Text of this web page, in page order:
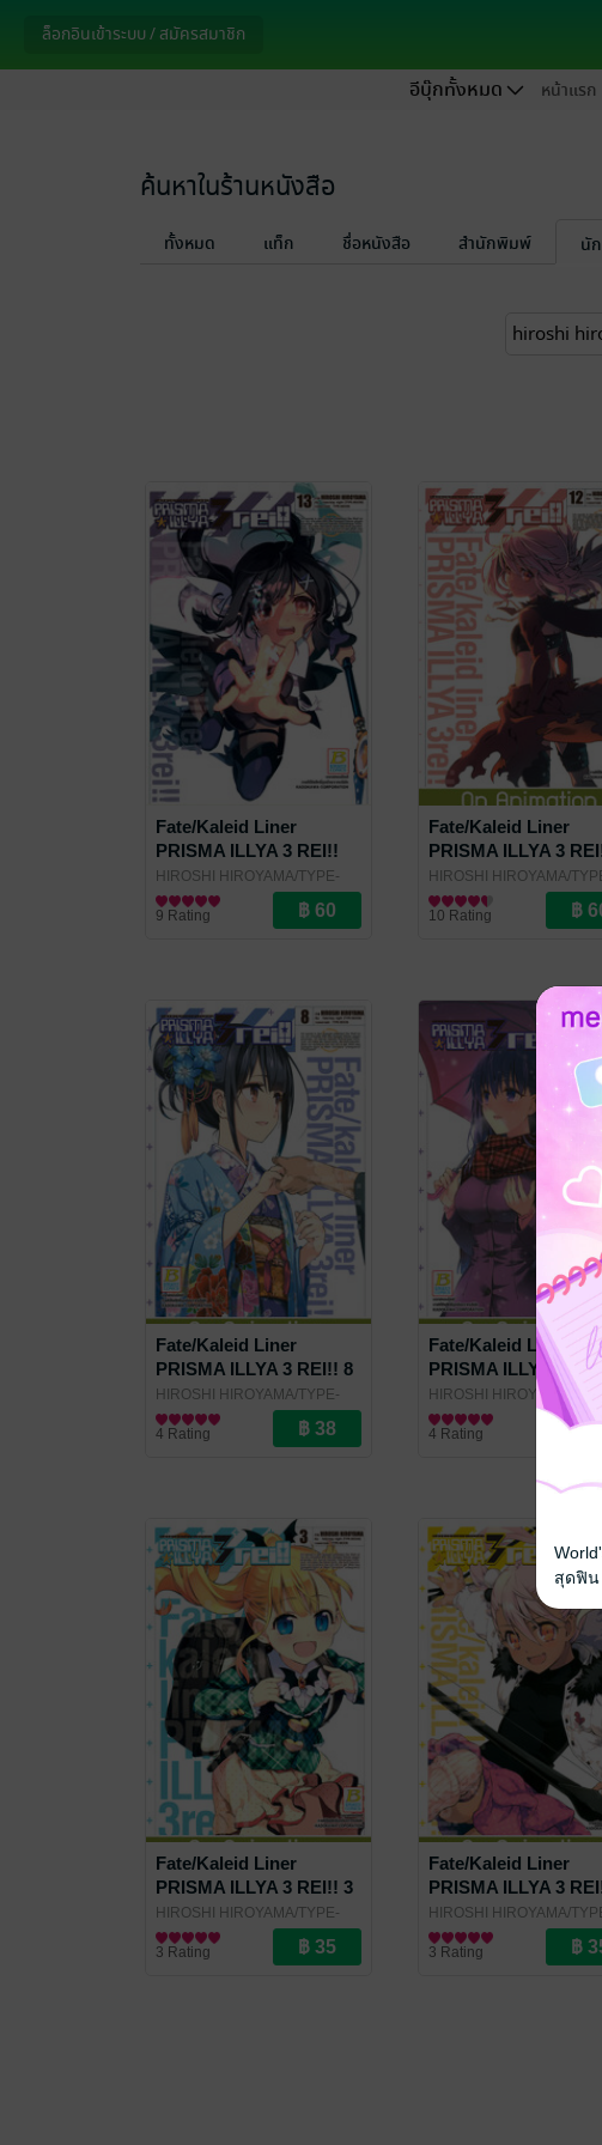
ล็อกอินเข้าระบบ / สมัครสมาชิก
อีบุ๊กทั้งหมด หน้าแรก
ค้นหาในร้านหนังสือ
ทั้งหมด แท็ก ชื่อหนังสือ สำนักพิมพ์ นั
Fate/Kaleid Liner
PRISMA ILLYA 3 REI!!
13
HIROSHI HIROYAMA/TYPE-
MOON/ Bongkoch Publishing
การ์ตูนทั่วไป
9 Rating
Fate/Kaleid Liner
PRISMA ILLYA 3
12
HIROSHI HIROYAMA/
MOON/ Bongkoch
การ์ตูนทั่วไป
10 Rating
Fate/Kaleid Liner
PRISMA ILLYA 3 REI!! 8
HIROSHI HIROYAMA/TYPE-
MOON/ Bongkoch Publishing
การ์ตูนทั่วไป
4 Rating
Fate/Kaleid Liner
PRISMA ILLYA 3
HIROSHI HIROYAMA/
MOON/ Bongkoch
การ์ตูนทั่วไป
4 Rating
Fate/Kaleid Liner
PRISMA ILLYA 3 REI!! 3
HIROSHI HIROYAMA/TYPE-
MOON/ Bongkoch Publishing
การ์ตูนทั่วไป
3 Rating
Fate/Kaleid Liner
PRISMA ILLYA 3
HIROSHI HIROYAMA/
MOON/ Bongkoch
การ์ตูนทั่วไป
3 Rating
สุดฟิน